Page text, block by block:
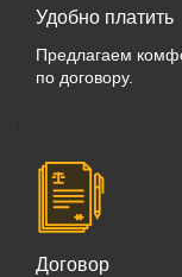
Удобно платить
Предлагаем
по договору.
Договор